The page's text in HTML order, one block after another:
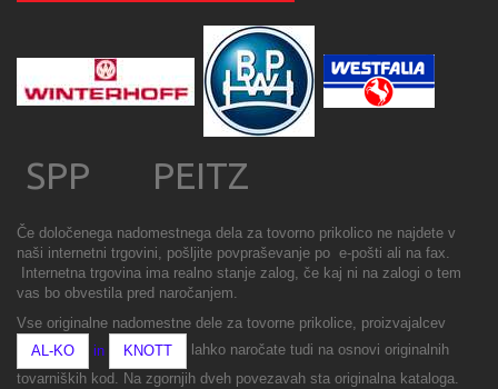
SPP PEITZ
Če določenega nadomestnega dela za tovorno prikolico ne najdete v
naši internetni trgovini, pošljite povpraševanje po e-pošti ali na fax.
Internetna trgovina ima realno stanje zalog, če kaj ni na zalogi o tem
vas bo obvestila pred naročanjem.
Vse originalne nadomestne dele za tovorne prikolice, proizvajalcev
AL-KO
in KNOTT
lahko naročate tudi na osnovi originalnih
tovarniških kod. Na zgornjih dveh povezavah sta originalna kataloga.